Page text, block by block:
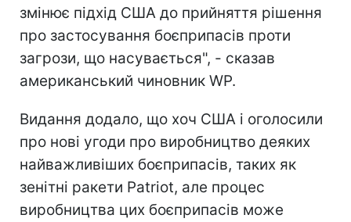
змінює підхід США до прийняття рішення
про застосування боєприпасів проти
загрози, що насувається", - сказав
американський чиновник WP.
Видання додало, що хоч США і оголосили
про нові угоди про виробництво деяких
найважливіших боєприпасів, таких як
зенітні ракети Patriot, але процес
виробництва цих боєприпасів може